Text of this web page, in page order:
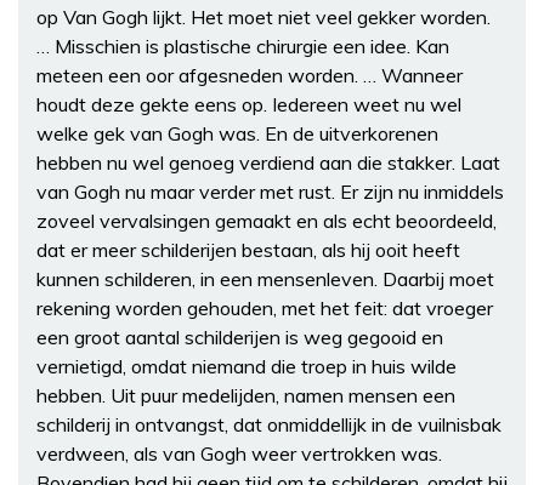
op Van Gogh lijkt. Het moet niet veel gekker worden.
… Misschien is plastische chirurgie een idee. Kan
meteen een oor afgesneden worden. … Wanneer
houdt deze gekte eens op. Iedereen weet nu wel
welke gek van Gogh was. En de uitverkorenen
hebben nu wel genoeg verdiend aan die stakker. Laat
van Gogh nu maar verder met rust. Er zijn nu inmiddels
zoveel vervalsingen gemaakt en als echt beoordeeld,
dat er meer schilderijen bestaan, als hij ooit heeft
kunnen schilderen, in een mensenleven. Daarbij moet
rekening worden gehouden, met het feit: dat vroeger
een groot aantal schilderijen is weg gegooid en
vernietigd, omdat niemand die troep in huis wilde
hebben. Uit puur medelijden, namen mensen een
schilderij in ontvangst, dat onmiddellijk in de vuilnisbak
verdween, als van Gogh weer vertrokken was.